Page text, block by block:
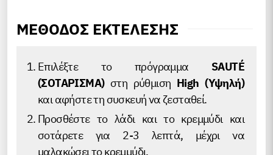
ΜΕΘΟΔΟΣ ΕΚΤΕΛΕΣΗΣ
Επιλέξτε το πρόγραμμα SAUTÉ
(ΣΟΤΑΡΙΣΜΑ)στη ρύθμιση High (Υψηλή)
και αφήστε τη συσκευή να ζεσταθεί.
Προσθέστε το λάδι και το κρεμμύδι και
σοτάρετε για 2-3 λεπτά, μέχρι να
μαλακώσει το κρεμμύδι.